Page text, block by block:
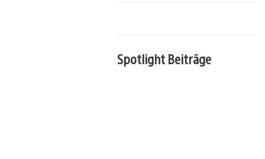
Spotlight Beiträge